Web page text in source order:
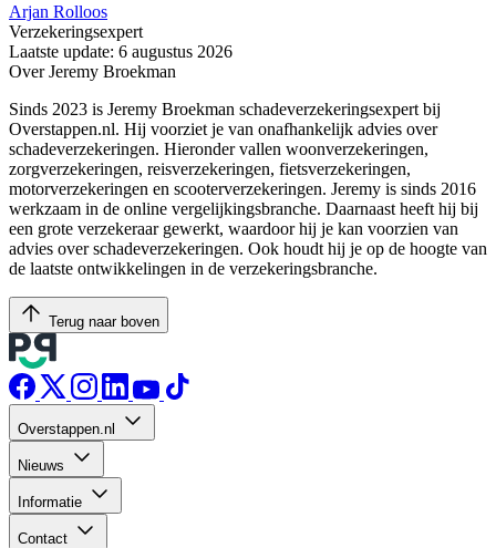
Arjan Rolloos
Verzekeringsexpert
Laatste update: 6 augustus 2026
Over Jeremy Broekman
Sinds 2023 is Jeremy Broekman schadeverzekeringsexpert bij
Overstappen.nl. Hij voorziet je van onafhankelijk advies over
schadeverzekeringen. Hieronder vallen woonverzekeringen,
zorgverzekeringen, reisverzekeringen, fietsverzekeringen,
motorverzekeringen en scooterverzekeringen. Jeremy is sinds 2016
werkzaam in de online vergelijkingsbranche. Daarnaast heeft hij bij
een grote verzekeraar gewerkt, waardoor hij je kan voorzien van
advies over schadeverzekeringen. Ook houdt hij je op de hoogte van
de laatste ontwikkelingen in de verzekeringsbranche.
Terug naar boven
Overstappen.nl
Nieuws
Informatie
Contact